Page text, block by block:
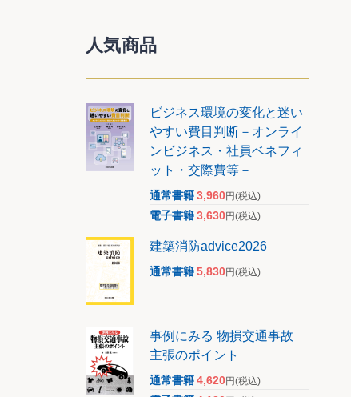
人気商品
ビジネス環境の変化と迷い
やすい費目判断－オンライ
ンビジネス・社員ベネフィ
ット・交際費等－
通常書籍3,960円(税込)
電子書籍3,630円(税込)
建築消防advice2026
通常書籍5,830円(税込)
事例にみる 物損交通事故
主張のポイント
通常書籍4,620円(税込)